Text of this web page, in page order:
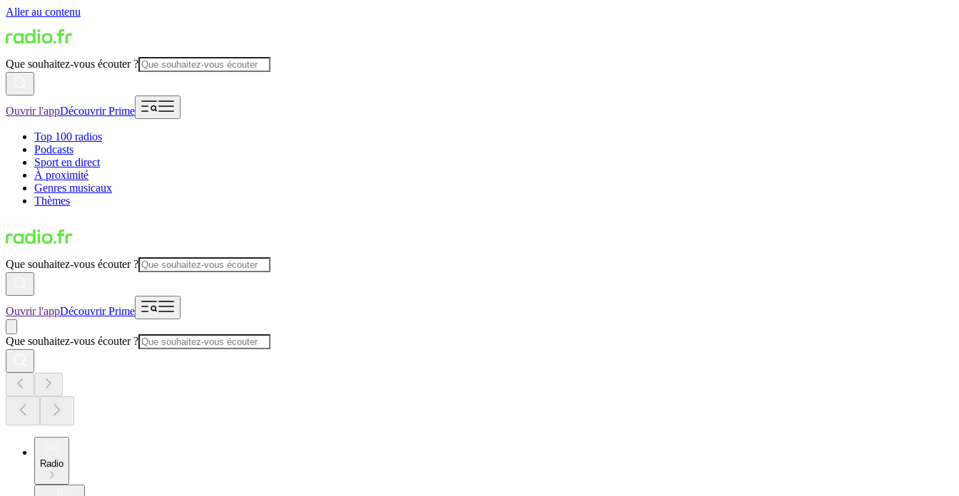
Aller au contenu
Que souhaitez-vous écouter ?
Ouvrir l'appDécouvrir Prime
Top 100 radios
Podcasts
Sport en direct
À proximité
Genres musicaux
Thèmes
Que souhaitez-vous écouter ?
Ouvrir l'appDécouvrir Prime
Que souhaitez-vous écouter ?
Radio